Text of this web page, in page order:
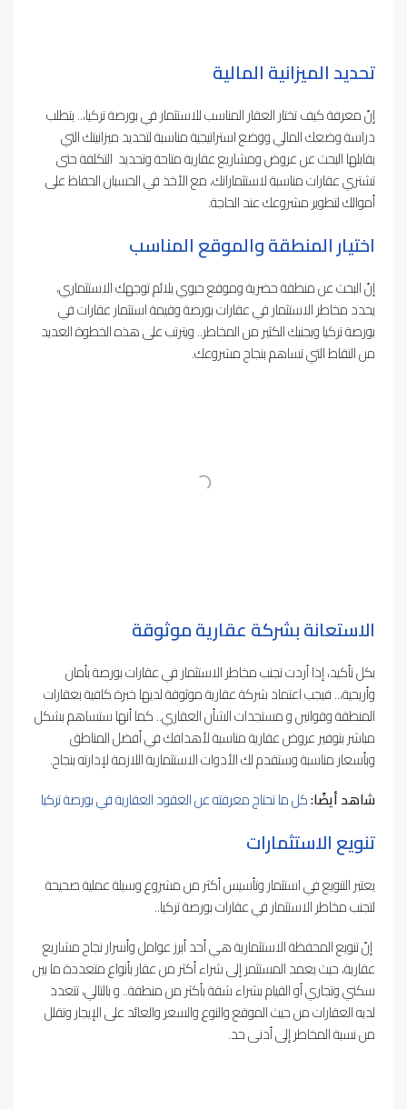
تحديد الميزانية المالية
إنّ معرفة كيف تختار العقار المناسب للاستثمار في بورصة تركيا،.. يتطلب
دراسة وضعك المالي ووضع استراتيجية مناسبة لتحديد ميزانيتك التي
يقابلها البحث عن عروض ومشاريع عقارية متاحة وتحديد التكلفة حتى
تشتري عقارات مناسبة لاستثماراتك، مع الأخذ في الحسبان الحفاظ على
أموالك لتطوير مشروعك عند الحاجة.
اختيار المنطقة والموقع المناسب
إنّ البحث عن منطقة حضرية وموقع حيوي يلائم توجهك الاستثماري،
يحدد مخاطر الاستثمار في عقارات بورصة وقيمة استثمار عقارات في
بورصة تركيا ويجنبك الكثير من المخاطر.. ويترتب على هذه الخطوة العديد
من النقاط التي تساهم بنجاح مشروعك.
الاستعانة بشركة عقارية موثوقة
بكل تأكيد، إذا أردت تجنب مخاطر الاستثمار في عقارات بورصة بأمان
وأريحية،.. فيجب اعتماد شركة عقارية موثوقة لديها خبرة كافية بعقارات
المنطقة وقوانين و مستجدات الشأن العقاري.. كما أنها ستساهم بشكل
مباشر بتوفير عروض عقارية مناسبة لأهدافك في أفضل المناطق
وبأسعار مناسبة وستقدم لك الأدوات الاستثمارية اللازمة لإدارته بنجاح.
شاهد أيضًا:كل ما تحتاج معرفته عن العقود العقارية في بورصة تركيا
تنويع الاستثمارات
يعتبر التنويع في استثمار وتأسيس أكثر من مشروع وسيلة عملية صحيحة
لتجنب مخاطر الاستثمار في عقارات بورصة تركيا..
إنّ تنويع المحفظة الاستثمارية هي أحد أبرز عوامل وأسرار نجاح مشاريع
عقارية، حيث يعمد المستثمر إلى شراء أكثر من عقار بأنواع متعددة ما بين
سكني وتجاري أو القيام بشراء شقة بأكثر من منطقة.. و بالتالي، تتعدد
لديه العقارات من حيث الموقع والنوع والسعر والعائد على الإيجار وتقلل
من نسبة المخاطر إلى أدنى حد.